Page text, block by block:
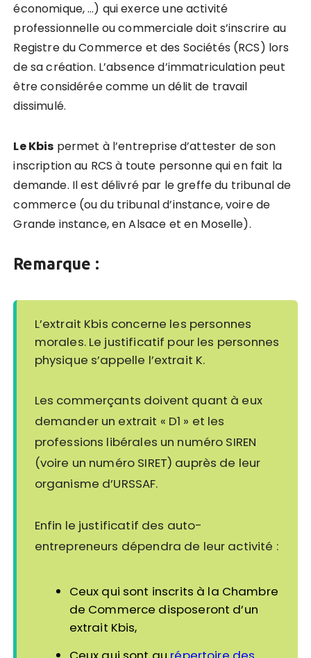
économique, …) qui exerce une activité
professionnelle ou commerciale doit s’inscrire au
Registre du Commerce et des Sociétés (RCS) lors
de sa création. L’absence d’immatriculation peut
être considérée comme un délit de travail
dissimulé.
Le Kbis permet à l’entreprise d’attester de son
inscription au RCS à toute personne qui en fait la
demande. Il est délivré par le greffe du tribunal de
commerce(ou du tribunal d’instance, voire de
Grande instance, en Alsace et en Moselle).
Remarque :
L’extrait Kbis concerne les personnes
morales.Le justificatif pour les personnes
physique s’appelle l’extrait K.
Les commerçants doivent quant à eux
demander un extrait « D1 » et les
professions libérales un numéro SIREN
(voire un numéro SIRET) auprès de leur
organisme d’URSSAF.
Enfin le justificatif des auto-
entrepreneurs dépendra de leur activité :
Ceux qui sont inscrits à la Chambre
de Commerce disposeront d’un
extrait Kbis,